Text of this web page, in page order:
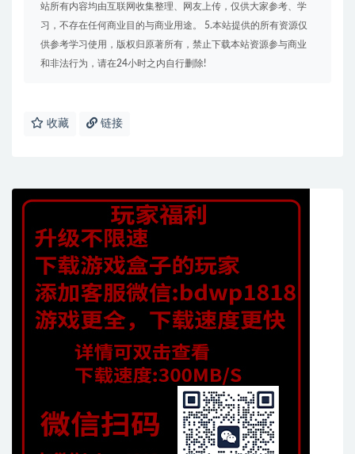
站所有内容均由互联网收集整理、网友上传，仅供大家参考、学
习，不存在任何商业目的与商业用途。 5.本站提供的所有资源仅
供参考学习使用，版权归原著所有，禁止下载本站资源参与商业
和非法行为，请在24小时之内自行删除!
收藏 链接